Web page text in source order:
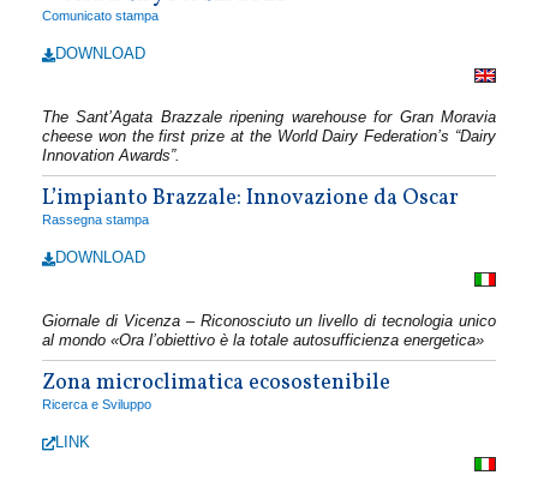
Comunicato stampa
DOWNLOAD
The Sant’Agata Brazzale ripening warehouse for Gran Moravia
cheese won the first prize at the World Dairy Federation’s “Dairy
Innovation Awards”.
L’impianto Brazzale: Innovazione da Oscar
Rassegna stampa
DOWNLOAD
Giornale di Vicenza – Riconosciuto un livello di tecnologia unico
al mondo «Ora l’obiettivo è la totale autosufficienza energetica»
Zona microclimatica ecosostenibile
Ricerca e Sviluppo
LINK